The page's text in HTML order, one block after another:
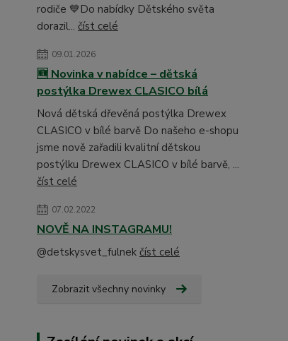
rodiče 💙Do nabídky Dětského světa
dorazil... číst celé
09.01.2026
🆕 Novinka v nabídce – dětská
postýlka Drewex CLASICO bílá
Nová dětská dřevěná postýlka Drewex
CLASICO v bílé barvě Do našeho e-shopu
jsme nově zařadili kvalitní dětskou
postýlku Drewex CLASICO v bílé barvě, ...
číst celé
07.02.2022
NOVĚ NA INSTAGRAMU!
@detskysvet_fulnek číst celé
Zobrazit všechny novinky